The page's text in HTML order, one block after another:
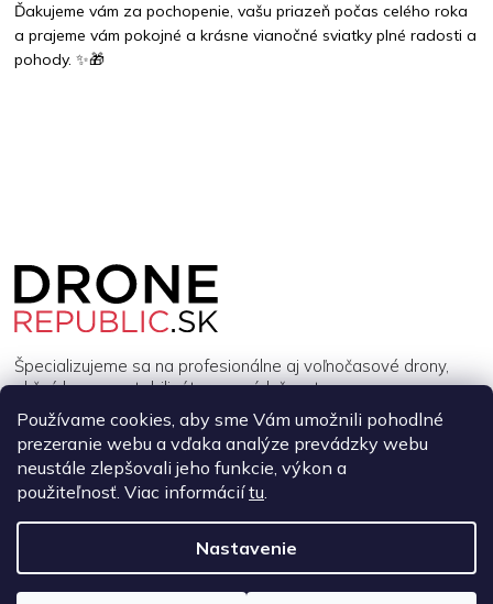
Používame cookies, aby sme Vám umožnili pohodlné
prezeranie webu a vďaka analýze prevádzky webu
neustále zlepšovali jeho funkcie, výkon a
použiteľnosť. Viac informáciítu.
Nastavenie
Ďakujeme vám za pochopenie, vašu priazeň počas celého roka
a prajeme vám pokojné a krásne vianočné sviatky plné radosti a
pohody. ✨🎁
e
Špecializujeme sa na profesionálne aj voľnočasové drony,
akčné kamery, stabilizátory a príslušenstvo.
INFORMÁCIE
MÔJ ÚČET
Copyright 2026DroneRepublic.sk. Všetky práva vyhradené.Upraviť
nastavenie cookies